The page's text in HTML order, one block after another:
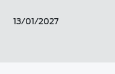
13/01/2027